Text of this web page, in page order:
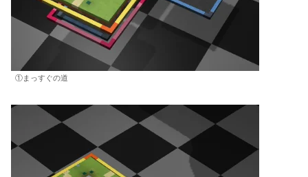
①まっすぐの道